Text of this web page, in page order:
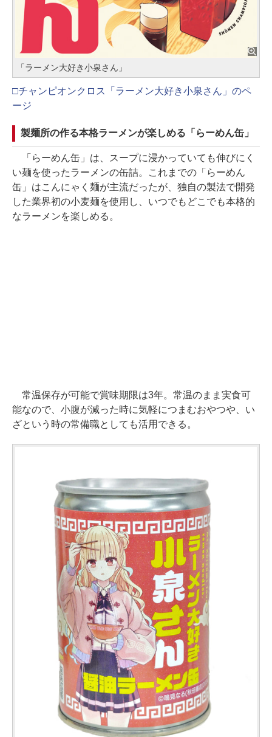
「ラーメン大好き小泉さん」
□チャンピオンクロス「ラーメン大好き小泉さん」のペ
ージ
製麺所の作る本格ラーメンが楽しめる「らーめん缶」
「らーめん缶」は、スープに浸かっていても伸びにく
い麺を使ったラーメンの缶詰。これまでの「らーめん
缶」はこんにゃく麺が主流だったが、独自の製法で開発
した業界初の小麦麺を使用し、いつでもどこでも本格的
なラーメンを楽しめる。
常温保存が可能で賞味期限は3年。常温のまま実食可
能なので、小腹が減った時に気軽につまむおやつや、い
ざという時の常備職としても活用できる。